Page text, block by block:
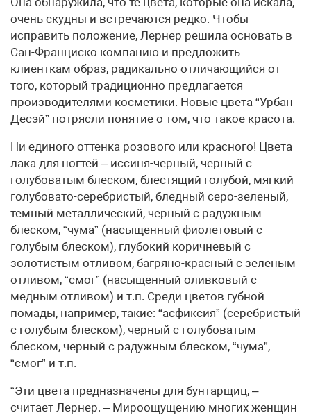
очень скудны и встречаются редко. Чтобы
исправить положение, Лернер решила основать в
Сан-Франциско компанию и предложить
клиенткам образ, радикально отличающийся от
того, который традиционно предлагается
производителями косметики. Новые цвета “Урбан
Десэй” потрясли понятие о том, что такое красота.
Ни единого оттенка розового или красного! Цвета
лака для ногтей – иссиня-черный, черный с
голубоватым блеском, блестящий голубой, мягкий
голубовато-серебристый, бледный серо-зеленый,
темный металлический, черный с радужным
блеском, “чума” (насыщенный фиолетовый с
голубым блеском), глубокий коричневый с
золотистым отливом, багряно-красный с зеленым
отливом, “смог” (насыщенный оливковый с
медным отливом) и т.п. Среди цветов губной
помады, например, такие: “асфиксия” (серебристый
с голубым блеском), черный с голубоватым
блеском, черный с радужным блеском, “чума”,
“смог” и т.п.
“Эти цвета предназначены для бунтарщиц, –
считает Лернер. – Мироощущению многих женщин